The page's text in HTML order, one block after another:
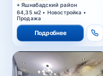
Яшнабадский район
64,35 м2 • Новостройка •
Продажа
Подробнее